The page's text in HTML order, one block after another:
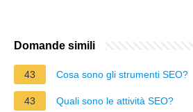
Domande simili
43 Cosa sono gli strumenti SEO?
43 Quali sono le attività SEO?